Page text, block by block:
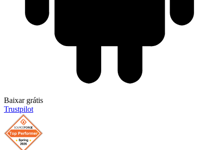
Baixar grátis
Trustpilot